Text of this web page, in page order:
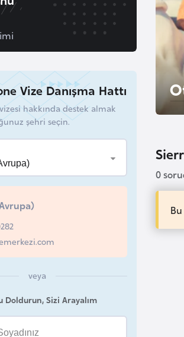
0
Vize Danışma Hattı
hakkında destek almak
şehri seçin.
veya
Doldurun, Sizi Arayalım